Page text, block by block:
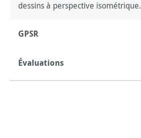
dessins à perspective isométrique.
GPSR
Évaluations